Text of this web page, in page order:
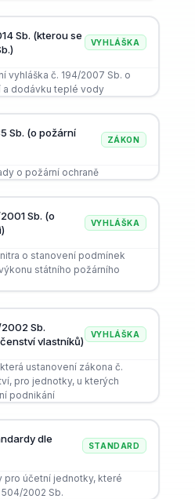
Sb. (kterou se
VYHLÁŠKA
vyhláška č. 194/2007 Sb. o
a dodávku teplé vody
Sb. (o požární
ZÁKON
o požární ochraně
Sb. (o
VYHLÁŠKA
o stanovení podmínek
státního požárního
Sb.
vlastníků)
VYHLÁŠKA
ustanovení zákona č.
pro jednotky, u kterých
podnikání
dle
STANDARD
pro účetní jednotky, které
2002 Sb.